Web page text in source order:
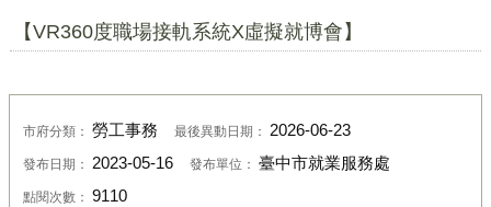
【VR360度職場接軌系統X虛擬就博會】
市府分類： 勞工事務 最後異動日期： 2026-06-23
發布日期： 2023-05-16 發布單位： 臺中市就業服務處
點閱次數： 9110